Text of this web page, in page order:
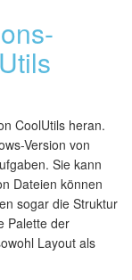
CoolUtils heran.
Version von
Sie kann
Dateien können
sogar die Struktur
Palette der
Layout als